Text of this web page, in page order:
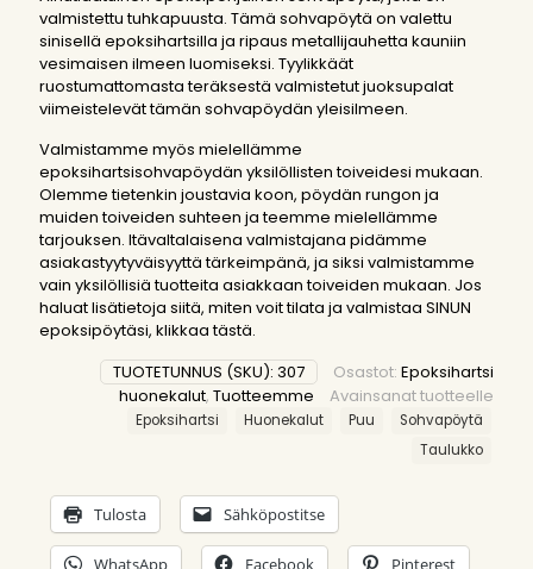
valmistettu tuhkapuusta. Tämä sohvapöytä on valettu
sinisellä epoksihartsilla ja ripaus metallijauhetta kauniin
vesimaisen ilmeen luomiseksi. Tyylikkäät
ruostumattomasta teräksestä valmistetut juoksupalat
viimeistelevät tämän sohvapöydän yleisilmeen.
Valmistamme myös mielellämme
epoksihartsisohvapöydän yksilöllisten toiveidesi mukaan.
Olemme tietenkin joustavia koon, pöydän rungon ja
muiden toiveiden suhteen ja teemme mielellämme
tarjouksen. Itävaltalaisena valmistajana pidämme
asiakastyytyväisyyttä tärkeimpänä, ja siksi valmistamme
vain yksilöllisiä tuotteita asiakkaan toiveiden mukaan. Jos
haluat lisätietoja siitä, miten voit tilata ja valmistaa SINUN
epoksipöytäsi, klikkaa tästä.
TUOTETUNNUS (SKU): 307 Osastot: Epoksihartsi
huonekalut, Tuotteemme Avainsanat tuotteelle
Epoksihartsi Huonekalut Puu
Sohvapöytä
Taulukko
Tulosta Sähköpostitse
WhatsApp Facebook Pinterest